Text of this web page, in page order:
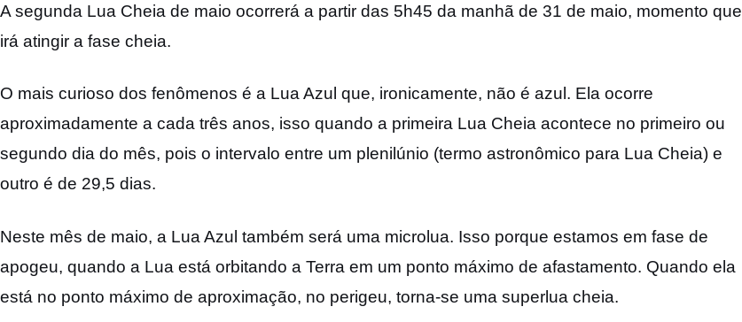
A segunda Lua Cheia de maio ocorrerá a partir das 5h45 da manhã de 31 de maio, momento que
irá atingir a fase cheia.
O mais curioso dos fenômenos é a Lua Azul que, ironicamente, não é azul. Ela ocorre
aproximadamente a cada três anos, isso quando a primeira Lua Cheia acontece no primeiro ou
segundo dia do mês, pois o intervalo entre um plenilúnio (termo astronômico para Lua Cheia) e
outro é de 29,5 dias.
Neste mês de maio, a Lua Azul também será uma microlua. Isso porque estamos em fase de
apogeu, quando a Lua está orbitando a Terra em um ponto máximo de afastamento. Quando ela
está no ponto máximo de aproximação, no perigeu, torna-se uma superlua cheia.